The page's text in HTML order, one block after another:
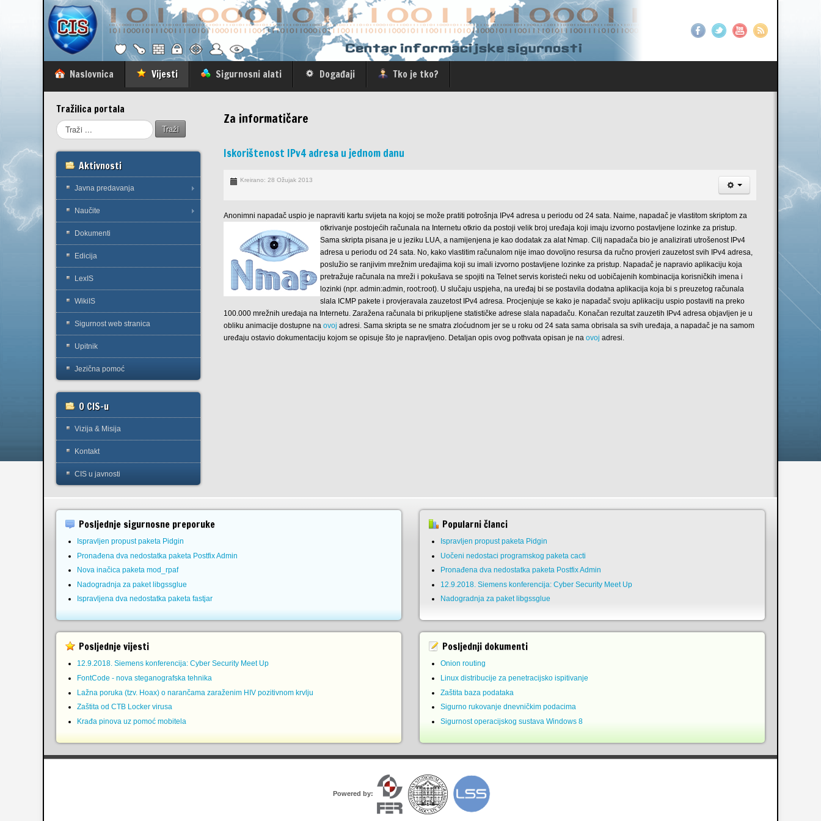
Naslovnica Vijesti Sigurnosni alati Događaji Tko je tko?
Za informatičare
Iskorištenost IPv4 adresa u jednom danu
Kreirano: 28 Ožujak 2013
Anonimni napadač uspio je napraviti kartu svijeta na kojoj se može pratiti potrošnja IPv4 adresa u periodu od 24 sata. Naime, napadač je vlastitomskriptom za
otkrivanje postojećih računala na Internetu otkrio da postoji velik broj uređaja koji imaju izvorno postavljene lozinke za pristup.
Sama skripta pisana je u jeziku LUA, a namijenjena je kao dodatak za alat Nmap. Cilj napadača bio je analizirati utrošenost IPv4
adresa u periodu od 24 sata. No, kako vlastitim računalom nije imao dovoljno resursa da ručno provjeri zauzetost svih IPv4 adresa,
poslužio se ranjivim mrežnim uređajima koji su imali izvorno postavljene lozinke za pristup. Napadač je napravio aplikaciju koja
pretražuje računala na mreži i pokušava se spojiti na Telnet servis koristeći neku od uobičajenih kombinacija korisničkih imena i
lozinki (npr. admin:admin, root:root). U slučaju uspjeha, na uređaj bi se postavila dodatna aplikacija koja bi s preuzetog računala
slala ICMP pakete i provjeravala zauzetost IPv4 adresa. Procjenjuje se kako je napadač svoju aplikaciju uspio postaviti na preko
100.000 mrežnih uređaja na Internetu. Zaražena računala bi prikupljene statističke adrese slala napadaču. Konačan rezultat zauzetih IPv4 adresa objavljen je u
obliku animacije dostupne naovoj adresi. Sama skripta se ne smatra zloćudnom jer se u roku od 24 sata sama obrisala sa svih uređaja, a napadač je na samom
uređaju ostavio dokumentaciju kojom se opisuje što je napravljeno. Detaljan opis ovog pothvata opisan je naovoj adresi.
Tražilica portala
Traži
Aktivnosti
Javna predavanja
Naučite
Dokumenti
Edicija
LexIS
WikiIS
Sigurnost web stranica
Upitnik
Jezična pomoć
O CIS-u
Vizija & Misija
Kontakt
CIS u javnosti
Posljednje sigurnosne preporuke
Ispravljen propust paketa Pidgin
Pronađena dva nedostatka paketa Postfix Admin
Nova inačica paketa mod_rpaf
Nadogradnja za paket libgssglue
Ispravljena dva nedostatka paketa fastjar
Posljednje vijesti
12.9.2018. Siemens konferencija: Cyber Security Meet Up
FontCode - nova steganografska tehnika
Lažna poruka (tzv. Hoax) o narančama zaraženim HIV pozitivnom krvlju
Zaštita od CTB Locker virusa
Krađa pinova uz pomoć mobitela
Popularni članci
Ispravljen propust paketa Pidgin
Uočeni nedostaci programskog paketa cacti
Pronađena dva nedostatka paketa Postfix Admin
12.9.2018. Siemens konferencija: Cyber Security Meet Up
Nadogradnja za paket libgssglue
Posljednji dokumenti
Onion routing
Linux distribucije za penetracijsko ispitivanje
Zaštita baza podataka
Sigurno rukovanje dnevničkim podacima
Sigurnost operacijskog sustava Windows 8
Powered by: